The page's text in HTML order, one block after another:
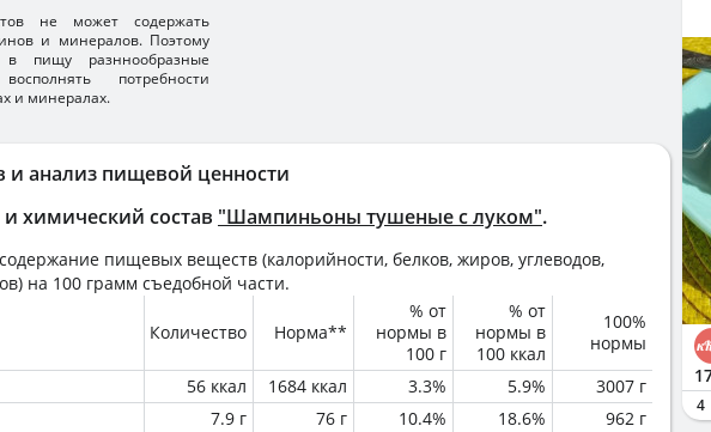
и анализ пищевой ценности
химический состав "Шампиньоны тушеные с луком".
пищевых веществ (калорийности, белков, жиров, углеводов,
на 100 грамм съедобной части.
Количество Норма**
% от
нормы в
100 г
% от
нормы в
100 ккал
100%
нормы
56 ккал 1684 ккал 3.3% 5.9%
3007 г
7.9 г 76 г 10.4% 18.6%
962 г
не может содержать
и минералов. Поэтому
в пищу разннообразные
потребности
и минералах.
4